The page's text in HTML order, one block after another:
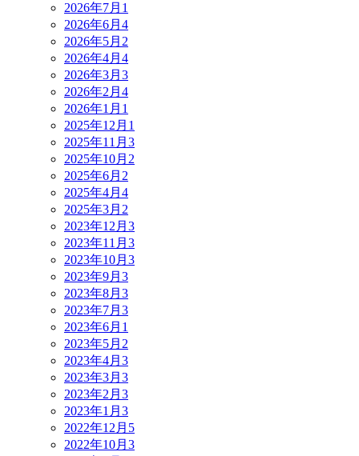
2026年7月 1
2026年6月 4
2026年5月 2
2026年4月 4
2026年3月 3
2026年2月 4
2026年1月 1
2025年12月 1
2025年11月 3
2025年10月 2
2025年6月 2
2025年4月 4
2025年3月 2
2023年12月 3
2023年11月 3
2023年10月 3
2023年9月 3
2023年8月 3
2023年7月 3
2023年6月 1
2023年5月 2
2023年4月 3
2023年3月 3
2023年2月 3
2023年1月 3
2022年12月 5
2022年10月 3